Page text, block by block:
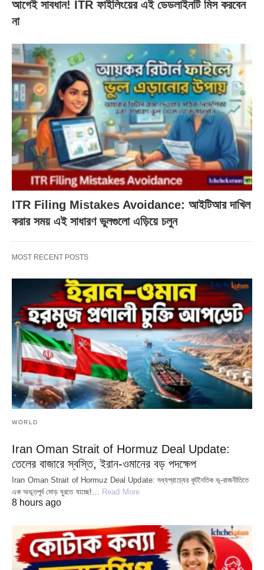
আগেই সাবধান! ITR ফাইলিংয়ের এই ডেডলাইনটি মিস করবেন
না
ITR Filing Mistakes Avoidance: আইটিআর দাখিল
করার সময় এই সাধারণ ভুলগুলো এড়িয়ে চলুন
MOST RECENT POSTS
WORLD
Iran Oman Strait of Hormuz Deal Update:
তেলের বাজারে স্বস্তি, ইরান-ওমানের বড় পদক্ষেপ
Iran Oman Strait of Hormuz Deal Update: মধ্যপ্রাচ্যের কূটনৈতিক ভূ-রাজনীতিতে
এক অভূতপূর্ব মোড় ঘুরতে যাচ্ছে!… Read More
8 hours ago